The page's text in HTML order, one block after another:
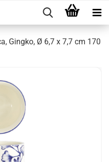
Gingko, Ø 6,7 x 7,7 cm 170